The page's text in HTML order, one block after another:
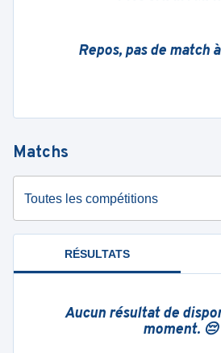
Repos, pas de match
Matchs
Toutes les compétitions
RÉSULTATS
Aucun résultat de
moment. 😔